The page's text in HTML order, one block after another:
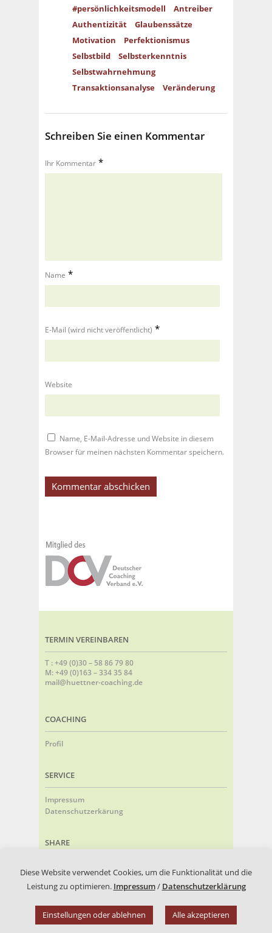
#persönlichkeitsmodell
Antreiber
Authentizität
Glaubenssätze
Motivation
Perfektionismus
Selbstbild
Selbsterkenntnis
Selbstwahrnehmung
Transaktionsanalyse
Veränderung
Schreiben Sie einen Kommentar
Ihr Kommentar *
Name *
E-Mail (wird nicht veröffentlicht) *
Website
Name, E-Mail-Adresse und Website in diesem
Browser für meinen nächsten Kommentar speichern.
TERMIN VEREINBAREN
T : +49 (0)30 – 58 86 79 80
M: +49 (0)163 – 334 35 84
mail@huettner-coaching.de
COACHING
Profil
SERVICE
Impressum
Datenschutzerkärung
SHARE
Copyright 2014-2022 Hüttner Coaching
Diese Website verwendet Cookies, um die Funktionalität und die
Leistung zu optimieren. Impressum/ Datenschutzerklärung
Einstellungen oder ablehnen Alle akzeptieren